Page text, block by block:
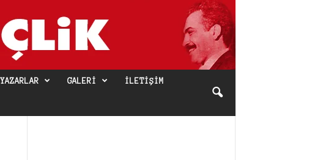
YAZARLAR GALERI İLETIŞIM